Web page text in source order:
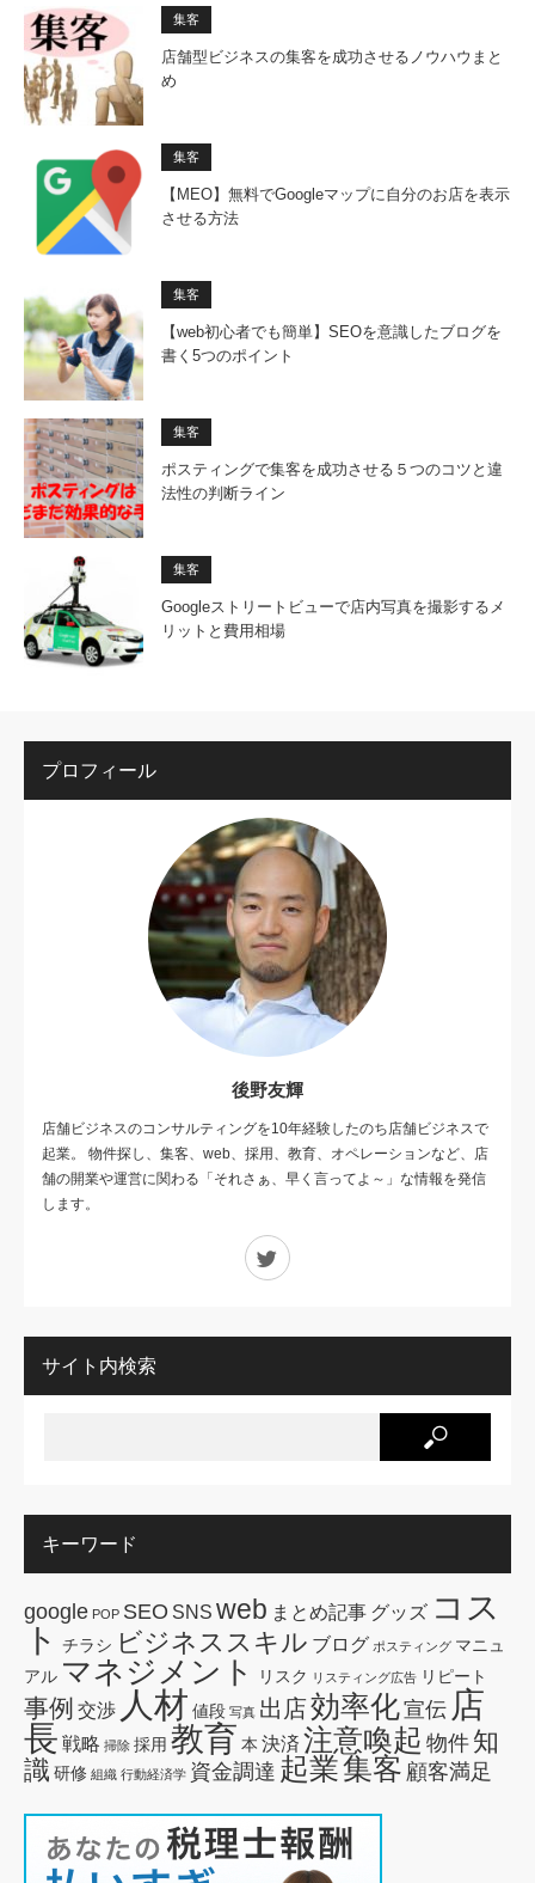
集客
店舗型ビジネスの集客を成功させるノウハウまと
め
集客
【MEO】無料でGoogleマップに自分のお店を表示
させる方法
集客
【web初心者でも簡単】SEOを意識したブログを
書く5つのポイント
集客
ポスティングで集客を成功させる５つのコツと違
法性の判断ライン
集客
Googleストリートビューで店内写真を撮影するメ
リットと費用相場
プロフィール
後野友輝
店舗ビジネスのコンサルティングを10年経験したのち店舗ビジネスで
起業。 物件探し、集客、web、採用、教育、オペレーションなど、店
舗の開業や運営に関わる「それさぁ、早く言ってよ～」な情報を発信
します。
サイト内検索
キーワード
google POP SEO SNS web まとめ記事 グッズ コス
ト
チラシ ビジネススキル ブログ ポスティング マニュ
アル マネジメント リスク リスティング広告 リピート
事例 交渉 人材 値段 写真 出店効率化宣伝 店
長 戦略 掃除 採用 教育 本 決済 注意喚起 物件知
識 研修 組織 行動経済学 資金調達 起業集客 顧客満足